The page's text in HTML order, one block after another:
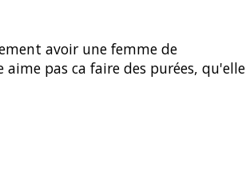
avoir une femme de
pas ca faire des purées, qu'elle